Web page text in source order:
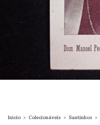
Início > Colecionáveis > Santinhos >